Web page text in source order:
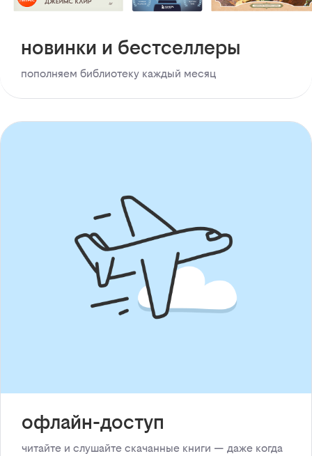
новинки и бестселлеры
пополняем библиотеку каждый месяц
офлайн-доступ
читайте и слушайте скачанные книги — даже когда